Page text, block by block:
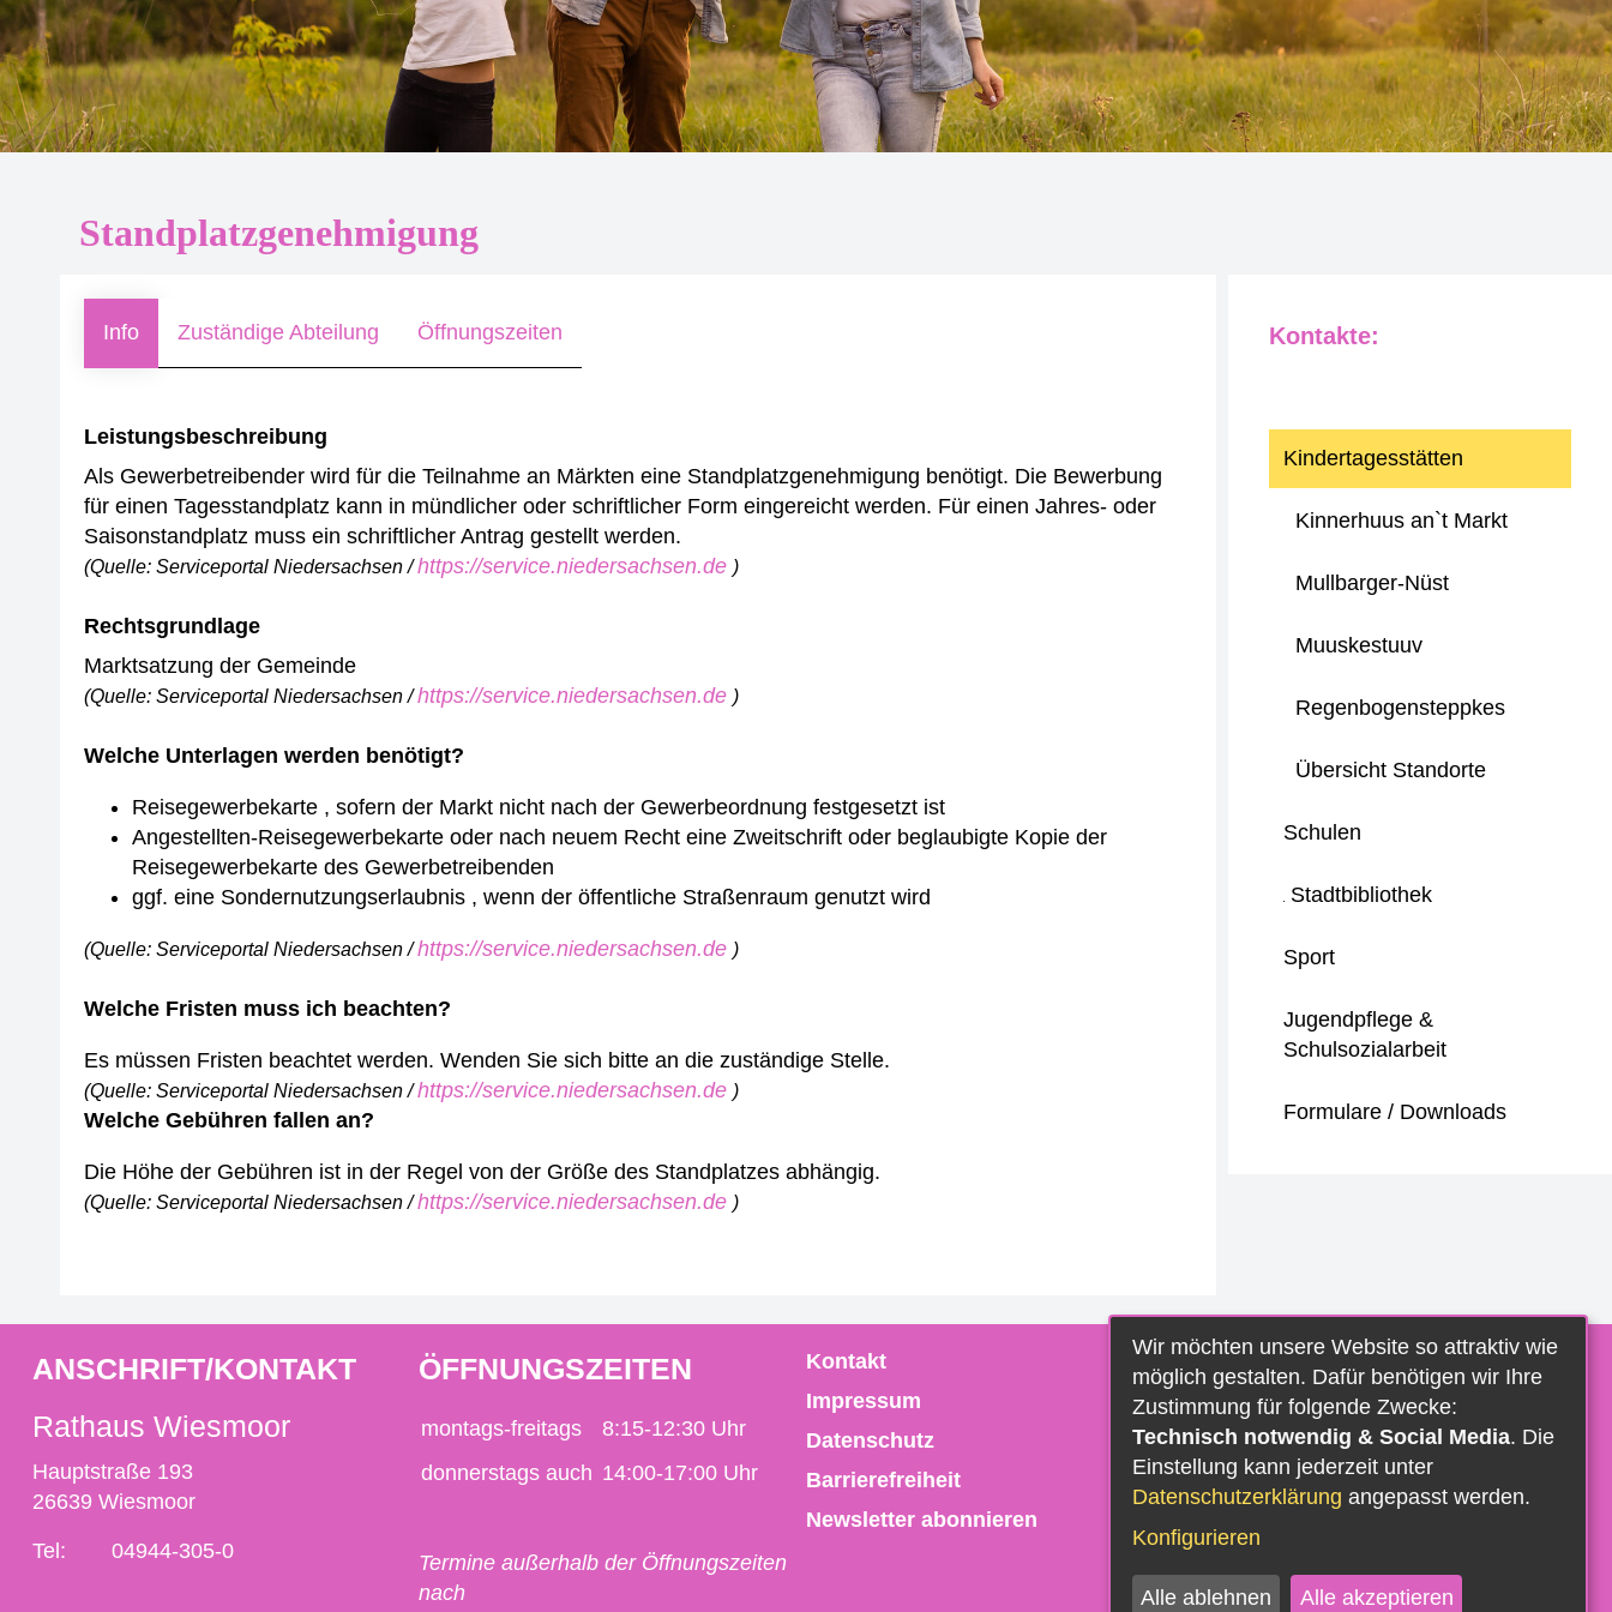
Standplatzgenehmigung
Info Zuständige Abteilung Öffnungszeiten
Leistungsbeschreibung
Als Gewerbetreibender wird für die Teilnahme an Märkten eine Standplatzgenehmigung benötigt. Die Bewerbung
für einen Tagesstandplatz kann in mündlicher oder schriftlicher Form eingereicht werden. Für einen Jahres- oder
Saisonstandplatz muss ein schriftlicher Antrag gestellt werden.
(Quelle: Serviceportal Niedersachsen /https://service.niedersachsen.de )
Rechtsgrundlage
Marktsatzung der Gemeinde
(Quelle: Serviceportal Niedersachsen /https://service.niedersachsen.de )
Welche Unterlagen werden benötigt?
Reisegewerbekarte , sofern der Markt nicht nach der Gewerbeordnung festgesetzt ist
Angestellten-Reisegewerbekarte oder nach neuem Recht eine Zweitschrift oder beglaubigte Kopie der
Reisegewerbekarte des Gewerbetreibenden
ggf. eine Sondernutzungserlaubnis , wenn der öffentliche Straßenraum genutzt wird
(Quelle: Serviceportal Niedersachsen /https://service.niedersachsen.de )
Welche Fristen muss ich beachten?
Es müssen Fristen beachtet werden. Wenden Sie sich bitte an die zuständige Stelle.
(Quelle: Serviceportal Niedersachsen /https://service.niedersachsen.de )
Welche Gebühren fallen an?
Die Höhe der Gebühren ist in der Regel von der Größe des Standplatzes abhängig.
(Quelle: Serviceportal Niedersachsen /https://service.niedersachsen.de )
Kindertagesstätten
Kinnerhuus an`t Markt
Mullbarger-Nüst
Muuskestuuv
Regenbogensteppkes
Übersicht Standorte
Schulen
Stadtbibliothek
Sport
Jugendpflege &
Schulsozialarbeit
Formulare / Downloads
Kontakte:
ANSCHRIFT/KONTAKT
Rathaus Wiesmoor
Hauptstraße 193
26639 Wiesmoor
Tel: 04944-305-0
ÖFFNUNGSZEITEN
montags-freitags
8:15-12:30 Uhr
donnerstags auch 14:00-17:00 Uhr
Termine außerhalb der Öffnungszeiten
nach
Kontakt
Impressum
Datenschutz
Barrierefreiheit
Newsletter abonnieren
Wir möchten unsere Website so attraktiv wie
möglich gestalten. Dafür benötigen wir Ihre
Zustimmung für folgende Zwecke:
Technisch notwendig & Social Media. Die
Einstellung kann jederzeit unter
Datenschutzerklärung angepasst werden.
Konfigurieren
Alle ablehnen Alle akzeptieren